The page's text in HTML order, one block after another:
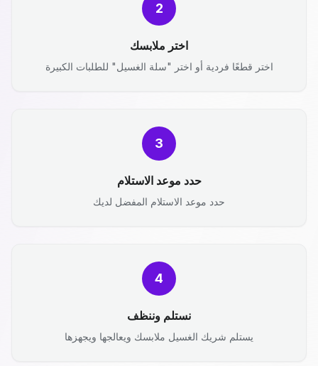
2
اختر ملابسك
اختر قطعًا فردية أو اختر "سلة الغسيل" للطلبات الكبيرة
3
حدد موعد الاستلام
حدد موعد الاستلام المفضل لديك
4
نستلم وننظف
يستلم شريك الغسيل ملابسك ويعالجها ويجهزها